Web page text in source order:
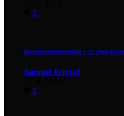
0
Návyky profesionálů + 11 chyb při
Samuel Kristof
0